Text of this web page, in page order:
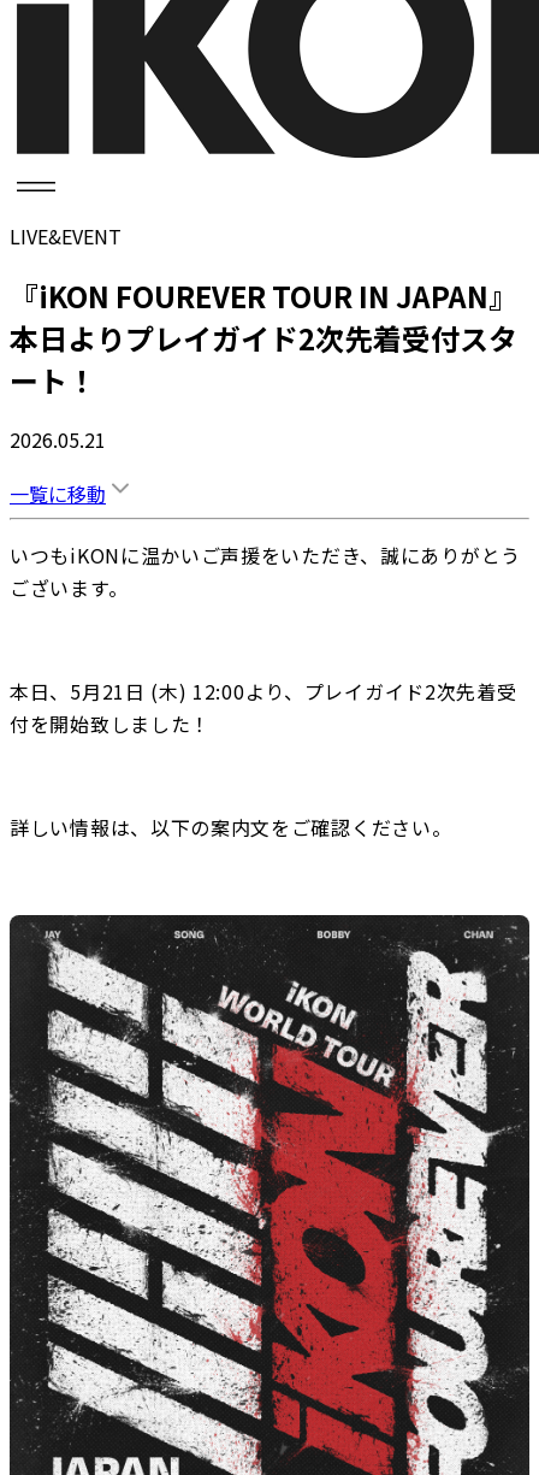
LIVE&EVENT
『iKON FOUREVER TOUR IN JAPAN』
本日よりプレイガイド2次先着受付スタ
ート！
2026.05.21
一覧に移動
いつもiKONに温かいご声援をいただき、誠にありがとう
ございます。
本日、5月21日 (木) 12:00より、プレイガイド2次先着受
付を開始致しました！
詳しい情報は、以下の案内文をご確認ください。